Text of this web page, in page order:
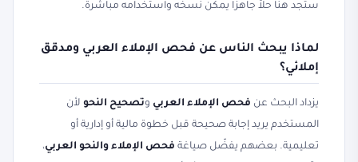
ستجد هنا حلاً جاهزاً يمكن نسخه واستخدامه مباشرة.
لماذا يبحث الناس عن فحص الإملاء العربي ومدقق
إملائي؟
يزداد البحث عن فحص الإملاء العربي وتصحيح النحو لأن
المستخدم يريد إجابة صحيحة قبل خطوة مالية أو إدارية أو
تعليمية. بعضهم يفضّل صياغة فحص الإملاء والنحو العربي،